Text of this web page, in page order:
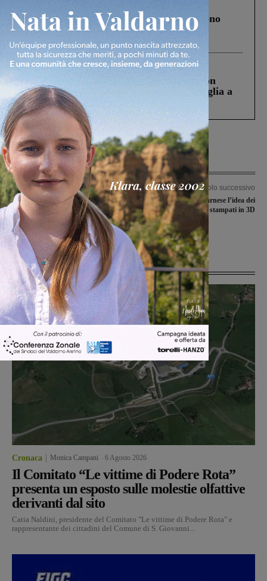
Cronaca
Un anno fa la strage in A1 in cui morirono
Gianni, Giulia e Franco. Lo schianto, il
processo, lo stop ai sorpassi fra tir....
Cronaca 3 Agosto 2026
Scomparso da una struttura di Castiglion
Fiorentino l’uomo che aveva ucciso la figlia a
Levane nel 2020
Articolo precedente
Covid-19, il gruppo Liste civiche
sangiovannesi chiede di bloccare il
pagamento dei parcheggi fino a
settembre
Articolo successivo
Mascherine, è valdarnese l’idea dei
laccetti salva-orecchi stampati in 3D
Ultime Notizie
Cronaca Monica Campani 6 Agosto 2026
Il Comitato “Le vittime di Podere Rota”
presenta un esposto sulle molestie olfattive
derivanti dal sito
Catia Naldini, presidente del Comitato "Le vittime di Podere Rota" e
rappresentante dei cittadini del Comune di S. Giovanni...